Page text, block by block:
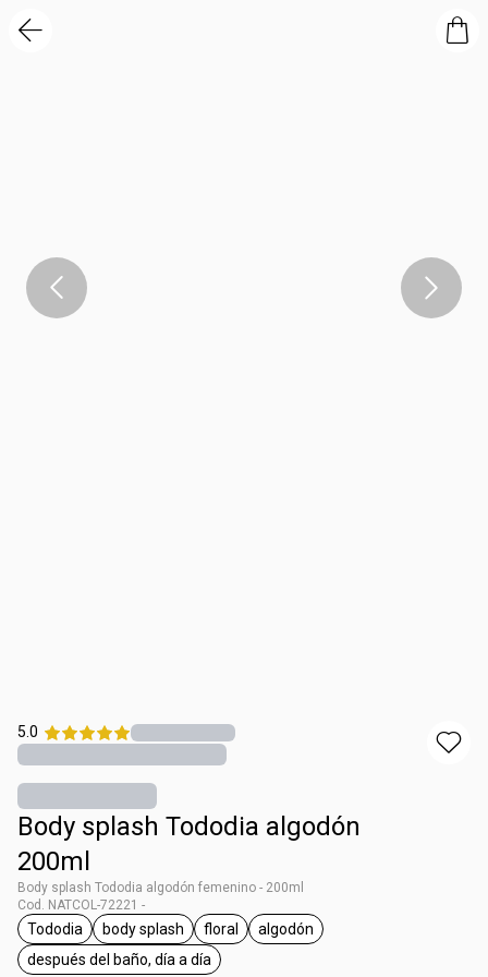
5.0
Body splash Tododia algodón
200ml
Body splash Tododia algodón femenino - 200ml
Cod. NATCOL-72221 -
general.tag Tododia
Tododia
general.tag body splash
body splash
general.tag floral
floral
general.tag algodón
algodón
general.tag después del baño, día a día
después del baño, día a día